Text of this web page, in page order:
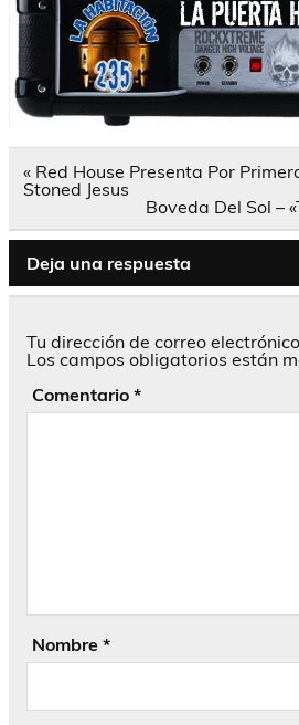
Navegación
de
entradas
« Red House Presenta Por
Stoned Jesus
Boveda Del Sol –
Deja una respuesta
Tu dirección de correo
Los campos obligatorios están
Comentario *
Nombre *